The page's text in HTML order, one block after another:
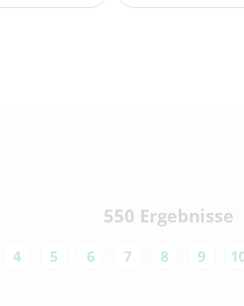
550 Ergebnisse
4 5 6 7 8 9